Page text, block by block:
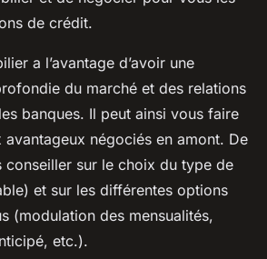
de crédit.
a l’avantage d’avoir une
du marché et des relations
banques. Il peut ainsi vous faire
négociés en amont. De
conseiller sur le choix du type de
et sur les différentes options
(modulation des mensualités,
etc.).